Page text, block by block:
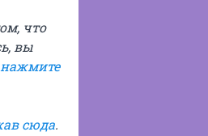
что
вы
нажмите
сюда.